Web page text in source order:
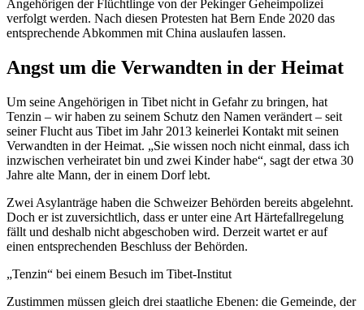
Angehörigen der Flüchtlinge von der Pekinger Geheimpolizei
verfolgt werden. Nach diesen Protesten hat Bern Ende 2020 das
entsprechende Abkommen mit China auslaufen lassen.
Angst um die Verwandten in der Heimat
Um seine Angehörigen in Tibet nicht in Gefahr zu bringen, hat
Tenzin – wir haben zu seinem Schutz den Namen verändert – seit
seiner Flucht aus Tibet im Jahr 2013 keinerlei Kontakt mit seinen
Verwandten in der Heimat. „Sie wissen noch nicht einmal, dass ich
inzwischen verheiratet bin und zwei Kinder habe“, sagt der etwa 30
Jahre alte Mann, der in einem Dorf lebt.
Zwei Asylanträge haben die Schweizer Behörden bereits abgelehnt.
Doch er ist zuversichtlich, dass er unter eine Art Härtefallregelung
fällt und deshalb nicht abgeschoben wird. Derzeit wartet er auf
einen entsprechenden Beschluss der Behörden.
„Tenzin“ bei einem Besuch im Tibet-Institut
Zustimmen müssen gleich drei staatliche Ebenen: die Gemeinde, der